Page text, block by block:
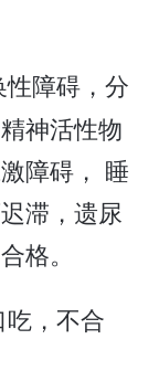
障碍，分
神活性物
障碍， 睡
滞，遗尿
格。
，不合